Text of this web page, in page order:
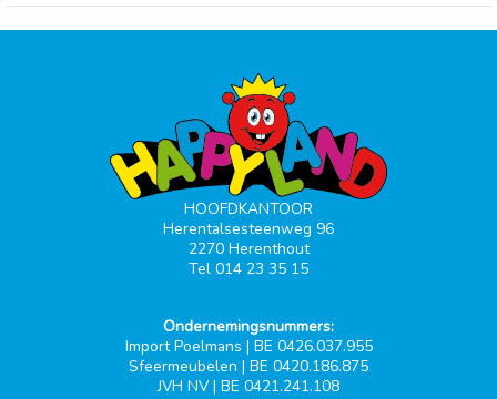
HOOFDKANTOOR
Herentalsesteenweg 96
2270 Herenthout
Tel 014 23 35 15
Ondernemingsnummers:
Import Poelmans | BE 0426.037.955
Sfeermeubelen | BE 0420.186.875
JVH NV | BE 0421.241.108